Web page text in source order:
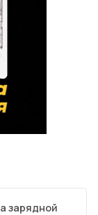
зарядной